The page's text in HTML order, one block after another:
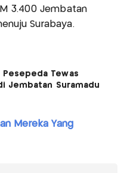
3.400 Jembatan
Surabaya.
Pesepeda Tewas
Jembatan Suramadu
Mereka Yang